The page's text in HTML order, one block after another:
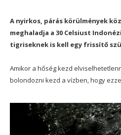
A nyirkos, párás körülmények
meghaladja a 30 Celsiust
tigriseknek is kell egy frissítő
Amikor a hőség kezd
bolondozni kezd a vízben, hogy